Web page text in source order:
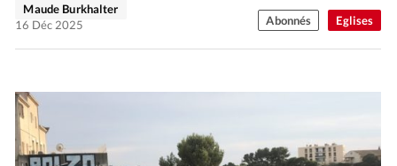
Eglises
Maude Burkhalter
16 Déc 2025
Abonnés